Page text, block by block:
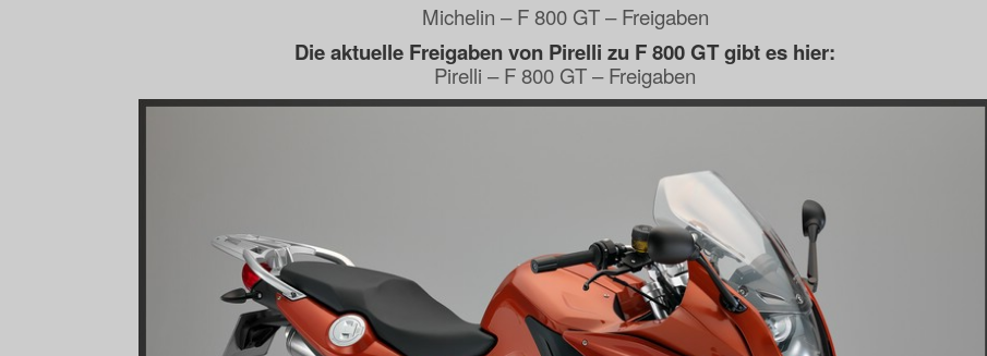
Michelin – F 800 GT – Freigaben
Die aktuelle Freigaben von Pirelli zu F 800 GT gibt es hier:
Pirelli – F 800 GT – Freigaben